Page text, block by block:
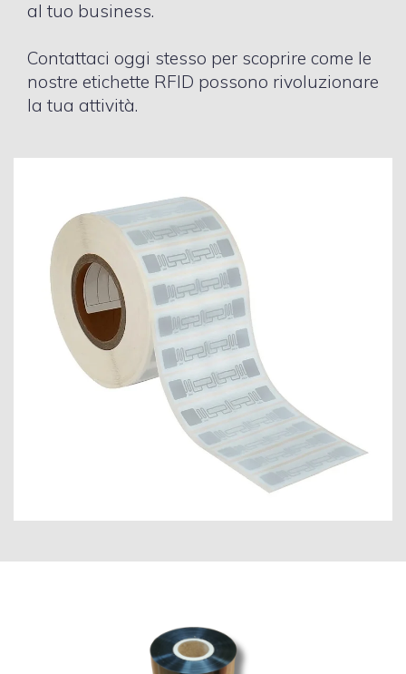
al tuo business.
Contattaci oggi stesso per scoprire come le
nostre etichette RFID possono rivoluzionare
la tua attività.